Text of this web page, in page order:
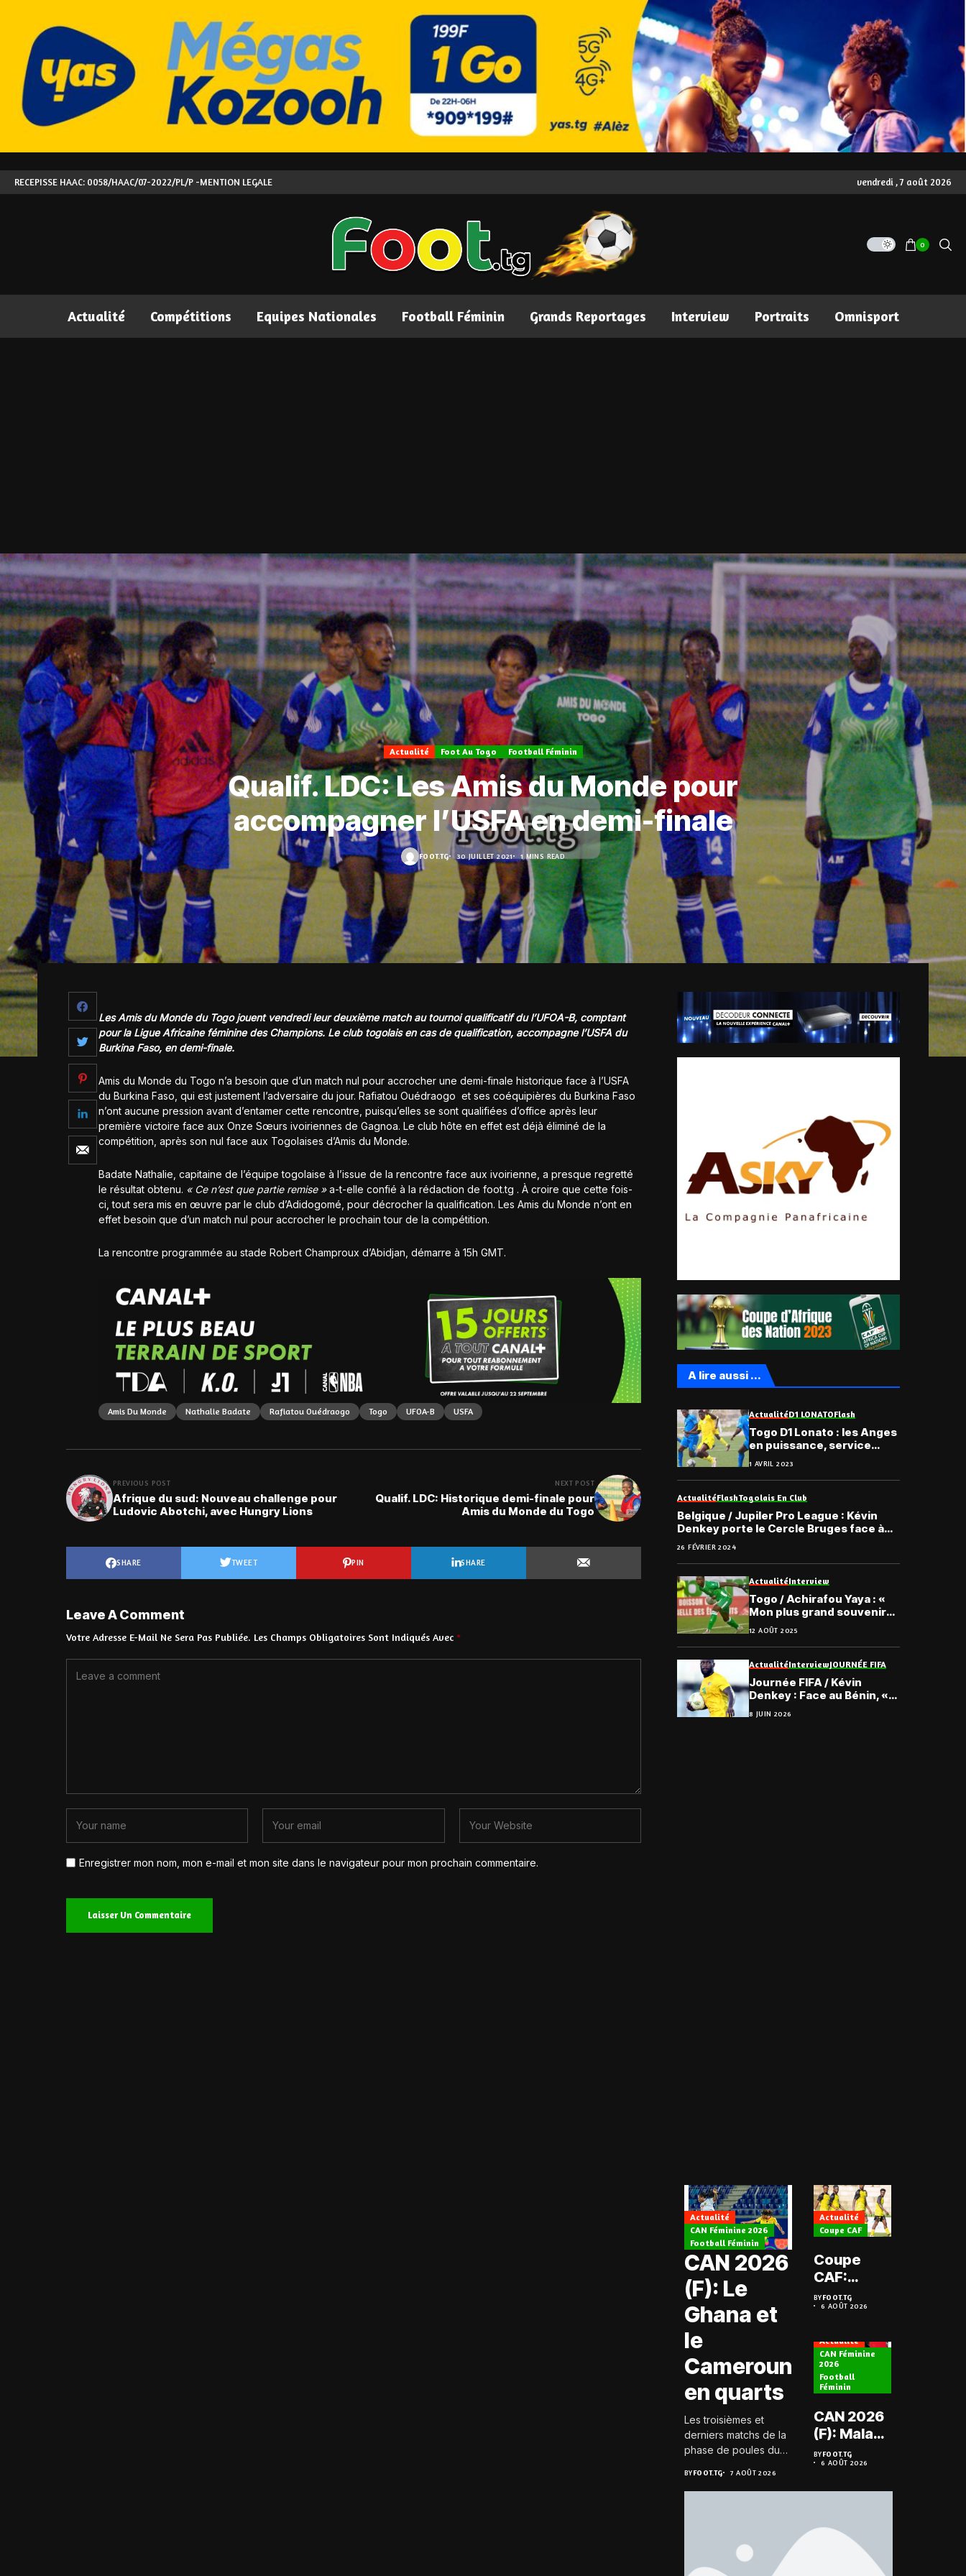
RECEPISSE HAAC: 0058/HAAC/07-2022/PL/P -MENTION LEGALE vendredi , 7 août 2026
0
Actualité Compétitions Equipes Nationales Football Féminin Grands Reportages Interview Portraits Omnisport
Actualité Foot Au Togo Football Féminin
Qualif. LDC: Les Amis du Monde pour
accompagner l’USFA en demi-finale
FOOT.TG 30 JUILLET 2021 1 MINS READ
Les Amis du Monde du Togo jouent vendredi leur deuxième match au tournoi qualificatif du l’UFOA-B, comptant
pour la Ligue Africaine féminine des Champions. Le club togolais en cas de qualification, accompagne l’USFA du
Burkina Faso, en demi-finale.
Amis du Monde du Togo n’a besoin que d’un match nul pour accrocher une demi-finale historique face à l’USFA
du Burkina Faso, qui est justement l’adversaire du jour. Rafiatou Ouédraogo et ses coéquipières du Burkina Faso
n’ont aucune pression avant d’entamer cette rencontre, puisqu’elles se sont qualifiées d’office après leur
première victoire face aux Onze Sœurs ivoiriennes de Gagnoa. Le club hôte en effet est déjà éliminé de la
compétition, après son nul face aux Togolaises d’Amis du Monde.
Badate Nathalie, capitaine de l’équipe togolaise à l’issue de la rencontre face aux ivoirienne, a presque regretté
le résultat obtenu. « Ce n’est que partie remise »a-t-elle confié à la rédaction de foot.tg . À croire que cette fois-
ci, tout sera mis en œuvre par le club d’Adidogomé, pour décrocher la qualification. Les Amis du Monde n’ont en
effet besoin que d’un match nul pour accrocher le prochain tour de la compétition.
La rencontre programmée au stade Robert Champroux d’Abidjan, démarre à 15h GMT.
Amis Du Monde Nathalie Badate Rafiatou Ouédraogo Togo UFOA-B USFA
PREVIOUS POST
Afrique du sud: Nouveau challenge pour
Ludovic Abotchi, avec Hungry Lions
NEXT POST
Qualif. LDC: Historique demi-finale pour
Amis du Monde du Togo
SHARE TWEET PIN SHARE
Leave A Comment
Votre Adresse E-Mail Ne Sera Pas Publiée. Les Champs Obligatoires Sont Indiqués Avec *
Enregistrer mon nom, mon e-mail et mon site dans le navigateur pour mon prochain commentaire.
A lire aussi ...
ActualitéD1 LONATOFlash
Togo D1 Lonato : les Anges
en puissance, service
minimum pour l’AS OTR et
l’ASCK
1 AVRIL 2023
ActualitéFlashTogolais En Club
Belgique / Jupiler Pro League : Kévin
Denkey porte le Cercle Bruges face à
KAS Eupen
26 FÉVRIER 2024
ActualitéInterview
Togo / Achirafou Yaya : «
Mon plus grand souvenir
avec Lys Sassandra… »
12 AOÛT 2025
ActualitéInterviewJOURNÉE FIFA
Journée FIFA / Kévin
Denkey : Face au Bénin, «
le Togo reste une grande
nation de football… »
8 JUIN 2026
Actualité
CAN Féminine 2026
Football Féminin
CAN 2026
(F): Le
Ghana et
le
Cameroun
en quarts
Les troisièmes et
derniers matchs de la
phase de poules du
féminine 2026 se sont
joués le 6 août 2026 à
BYFOOT.TG 7 AOÛT 2026
Actualité
Coupe CAF
Coupe
CAF:
L’ASKO du
Togo face
du Niger
BYFOOT.TG
6 AOÛT 2026
Actualité
CAN Féminine
2026
Football
Féminin
CAN 2026
(F): Malawi
historique,
le Nigeria
BYFOOT.TG
6 AOÛT 2026